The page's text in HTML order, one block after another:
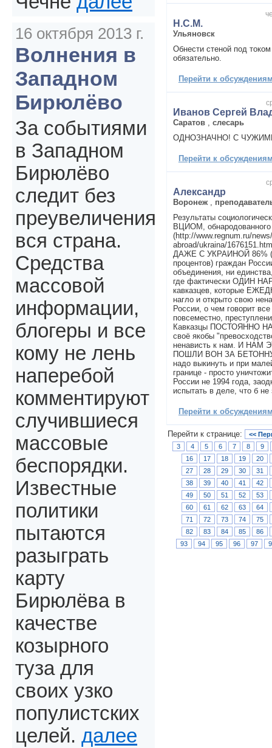
Н.С.М.
Ульяновск
Обнести стеной под
обязательно.
Перейти к
Иванов Сергей
Саратов
слесарь
ОДНОЗНАЧНО! С
Перейти к
Александр
Воронеж
Результаты
ВЦИОМ, обнародованного
(http://www.regnum.ru/
abroad/ukraina/
ДАЖЕ С УКРАИНОЙ 86%
процентов) граждан
объединения, ни
где фактически ОДИН
кавказцев, которые
нагло и открыто свою
России, о чем говорит
повсеместно,
Кавказцы ПОСТОЯННО
своё якобы
ненависть к нам. И
ПОШЛИ ВОН ЗА
надо выкинуть и при
границе - просто
России не 1994 года,
испытать в деле, что б
Перейти к
Перейти к странице:
<<
3
4 5 6 7 8
9
16
17 18 19
20
27
28 29 30
31
38
39 40 41
42
49
50 51 52
53
60
61 62 63
64
71
72 73 74
75
82
83 84 85
86
93
94 95 96 97
16 октября 2013 г.
Волнения в
Западном
Бирюлёво
За событиями
в Западном
Бирюлёво
следит без
преувеличения
вся страна.
Средства
массовой
информации,
блогеры и все
кому не лень
наперебой
комментируют
случившиеся
массовые
беспорядки.
Известные
политики
пытаются
разыграть
карту
Бирюлёва в
качестве
козырного
туза для
своих узко
популистских
целей. далее